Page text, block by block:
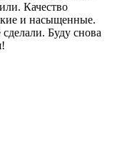
Качество
и насыщенные.
Буду снова